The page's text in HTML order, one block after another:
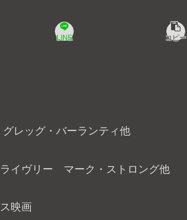
LINE コピー
レッグ・バーランティ他
イヴリー マーク・ストロング他
映画